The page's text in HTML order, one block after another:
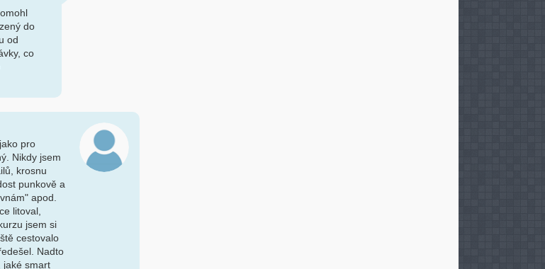
do
od
co
pro
Nikdy jsem
krosnu
punkově a
apod.
litoval,
jsem si
cestovalo
Nadto
jaké smart